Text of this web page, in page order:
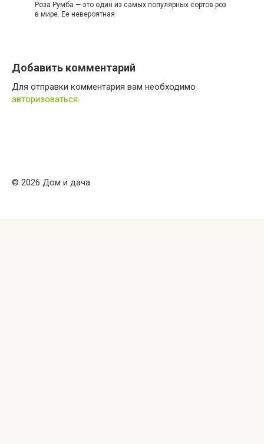
Роза Румба — это один из самых популярных сортов роз
в мире. Ее невероятная
Добавить комментарий
Для отправки комментария вам необходимо
авторизоваться.
© 2026 Дом и дача